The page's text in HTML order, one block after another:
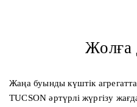
Жолға
Жаңа буынды күштік
TUCSON әртүрлі жүргізу